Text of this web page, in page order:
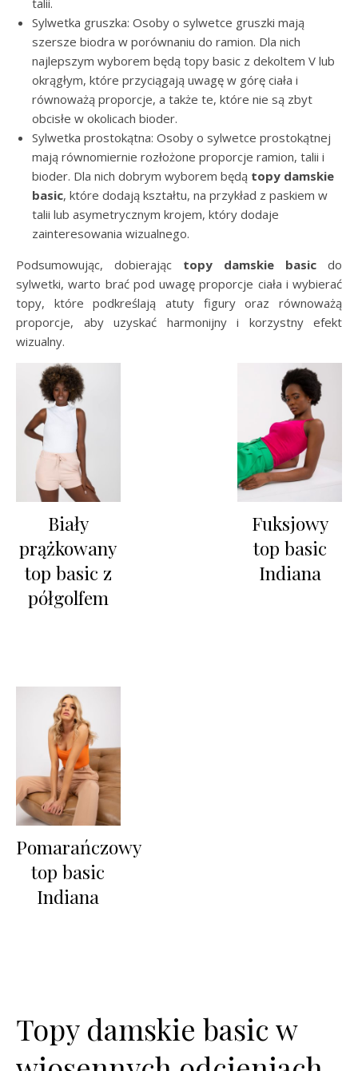
talii.
Sylwetka gruszka: Osoby o sylwetce gruszki mają
szersze biodra w porównaniu do ramion. Dla nich
najlepszym wyborem będą topy basic z dekoltem V lub
okrągłym, które przyciągają uwagę w górę ciała i
równoważą proporcje, a także te, które nie są zbyt
obcisłe w okolicach bioder.
Sylwetka prostokątna: Osoby o sylwetce prostokątnej
mają równomiernie rozłożone proporcje ramion, talii i
bioder. Dla nich dobrym wyborem będą topy damskie
basic, które dodają kształtu, na przykład z paskiem w
talii lub asymetrycznym krojem, który dodaje
zainteresowania wizualnego.
Podsumowując, dobierając topy damskie basic do
sylwetki, warto brać pod uwagę proporcje ciała i wybierać
topy, które podkreślają atuty figury oraz równoważą
proporcje, aby uzyskać harmonijny i korzystny efekt
wizualny.
Biały
prążkowany
top basic z
półgolfem
Fuksjowy
top basic
Indiana
Pomarańczowy
top basic
Indiana
Topy damskie basic w